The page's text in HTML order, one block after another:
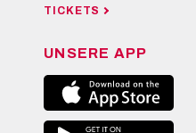
TICKETS
UNSERE APP